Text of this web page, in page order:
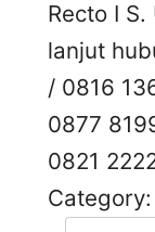
Recto I
lanjut
/ 0816
0877
0821
Category: